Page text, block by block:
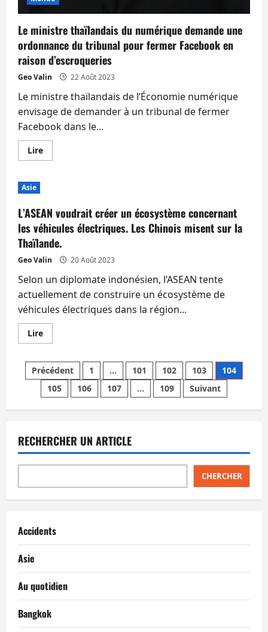
Le ministre thaïlandais du numérique demande une
ordonnance du tribunal pour fermer Facebook en
raison d’escroqueries
Geo Valin 22 Août 2023
Le ministre thaïlandais de l’Économie numérique
envisage de demander à un tribunal de fermer
Facebook dans le...
LireEn
savoir
du
numérique
demande
une
ordonnance
du
tribunal
pour
fermer
Facebook
en
raison
d’escroqueries
Asie
L’ASEAN voudrait créer un écosystème concernant
les véhicules électriques. Les Chinois misent sur la
Thaïlande.
Geo Valin 20 Août 2023
Selon un diplomate indonésien, l’ASEAN tente
actuellement de construire un écosystème de
véhicules électriques dans la région...
LireEn
savoir
L’ASEAN
voudrait
créer
un
écosystème
concernant
Les
Chinois
sur
Pagination
des
Précédent 1 … 101 102 103
104
105
106 107 … 109 Suivant
RECHERCHER UN ARTICLE
CHERCHER
Accidents
Asie
Au quotidien
Bangkok